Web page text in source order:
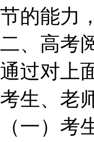
节的能力
二、高考
通过对上
考生、老
（一）考